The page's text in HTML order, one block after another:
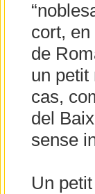
cort,
de
un petit
cas,
del
sense
Un